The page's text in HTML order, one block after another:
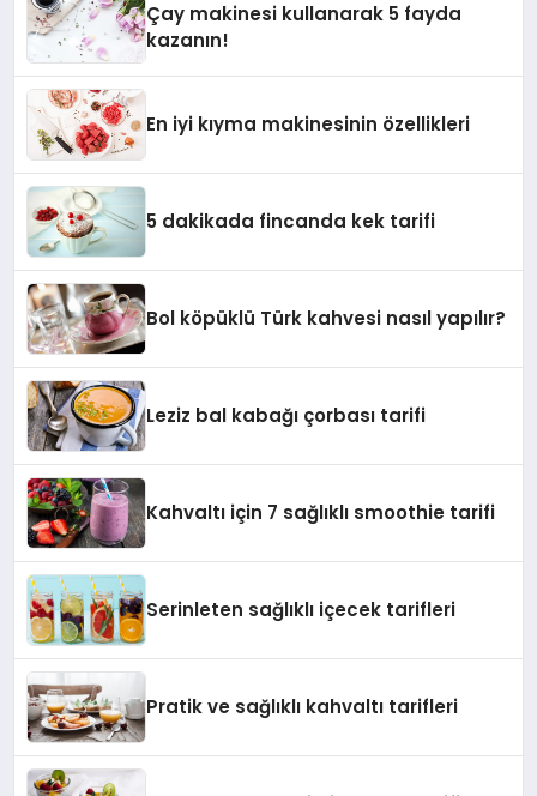
Çay makinesi kullanarak 5 fayda
kazanın!
En iyi kıyma makinesinin özellikleri
5 dakikada fincanda kek tarifi
Bol köpüklü Türk kahvesi nasıl yapılır?
Leziz bal kabağı çorbası tarifi
Kahvaltı için 7 sağlıklı smoothie tarifi
Serinleten sağlıklı içecek tarifleri
Pratik ve sağlıklı kahvaltı tarifleri